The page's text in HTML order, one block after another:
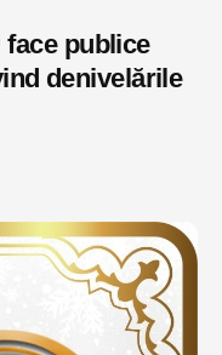
publice
denivelările